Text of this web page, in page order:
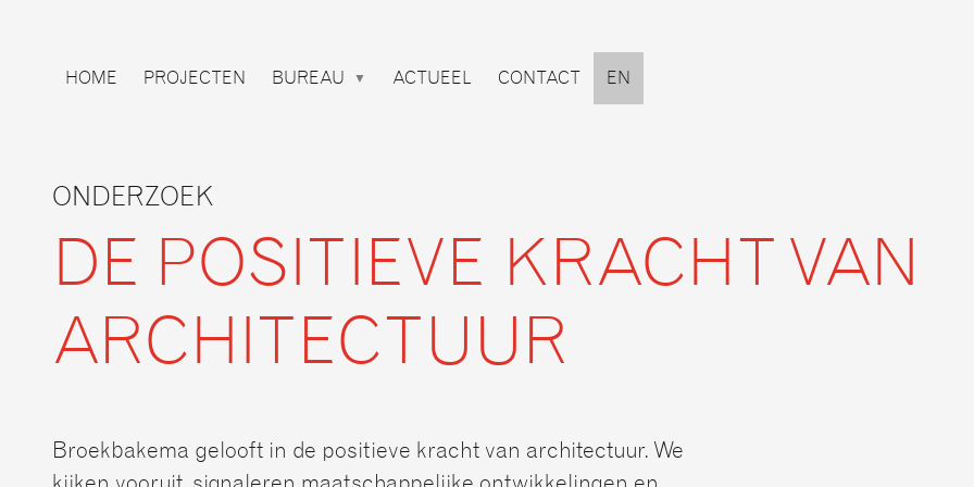
HOME PROJECTEN BUREAU ACTUEEL CONTACT EN
ONDERZOEK
DE POSITIEVE KRACHT VAN
ARCHITECTUUR
Broekbakema gelooft in de positieve kracht van architectuur. We